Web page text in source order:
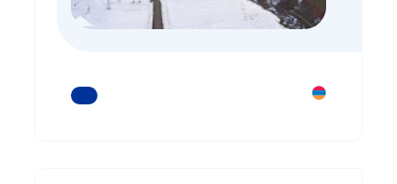
ԿԱՐԴԱՑԵՔ ԱՎԵԼԻՆ